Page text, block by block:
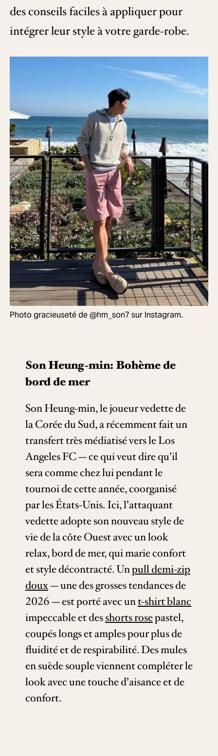
des conseils faciles à appliquer pour
intégrer leur style à votre garde-robe.
Photo gracieuseté de @hm_son7 sur Instagram.
Son Heung-min: Bohème de
bord de mer
Son Heung-min, le joueur vedette de
la Corée du Sud, a récemment fait un
transfert très médiatisé vers le Los
Angeles FC — ce qui veut dire qu’il
sera comme chez lui pendant le
tournoi de cette année, coorganisé
par les États-Unis. Ici, l’attaquant
vedette adopte son nouveau style de
vie de la côte Ouest avec un look
relax, bord de mer, qui marie confort
et style décontracté. Unpull demi-zip
doux— une des grosses tendances de
2026 — est porté avec unt-shirt blanc
impeccable et desshorts rosepastel,
coupés longs et amples pour plus de
fluidité et de respirabilité. Des mules
en suède souple viennent compléter le
look avec une touche d’aisance et de
confort.